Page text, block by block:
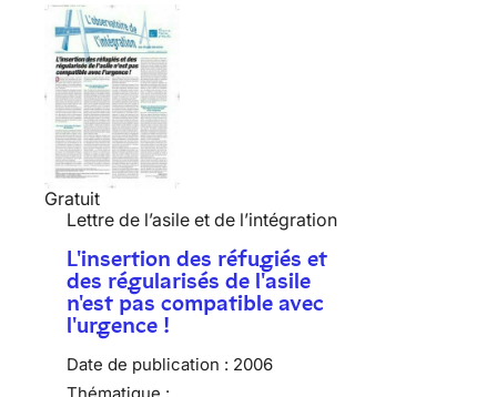
Gratuit
Lettre de l’asile et de l’intégration
L'insertion des réfugiés et
des régularisés de l'asile
n'est pas compatible avec
l'urgence !
Date de publication : 2006
Thématique :